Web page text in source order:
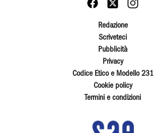
Redazione
Scriveteci
Pubblicità
Privacy
Codice Etico e Modello 231
Cookie policy
Termini e condizioni